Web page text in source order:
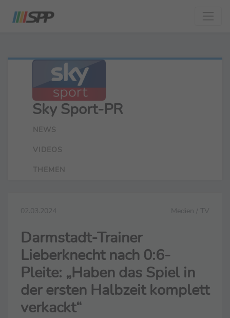
Sky Sport-PR
NEWS
VIDEOS
THEMEN
02.03.2024 Medien / TV
Darmstadt-Trainer
Lieberknecht nach 0:6-
Pleite: „Haben das Spiel in
der ersten Halbzeit komplett
verkackt“